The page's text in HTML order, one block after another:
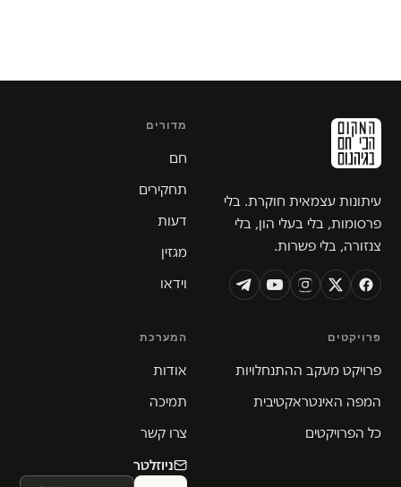
עיתונות עצמאית חוקרת. בלי
פרסומות, בלי בעלי הון, בלי
צנזורה, בלי פשרות.
מדורים
חם
תחקירים
דעות
מגזין
וידאו
פרויקטים
פרויקט מעקב ההתנחלויות
המפה האינטראקטיבית
כל הפרויקטים
המערכת
אודות
תמיכה
צרו קשר
ניוזלטר